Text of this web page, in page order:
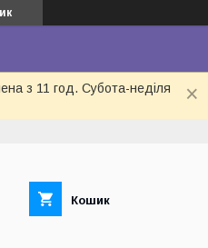
з 11 год. Субота-неділя
Кошик